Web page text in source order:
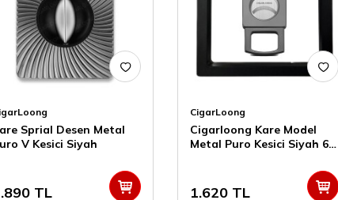
Sprial Desen Metal
V Kesici Siyah
TL
CigarLoong
Cigarloong Kare Model
Metal Puro Kesici Siyah 60
1.620 TL